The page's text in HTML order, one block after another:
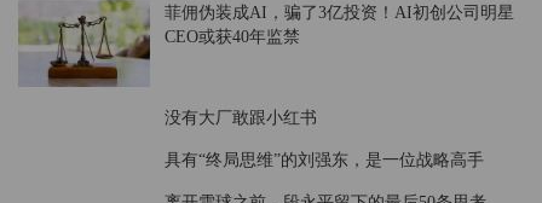
菲佣伪装成AI，骗了3亿投资！AI初创公司明星
CEO或获40年监禁
没有大厂敢跟小红书
具有“终局思维”的刘强东，是一位战略高手